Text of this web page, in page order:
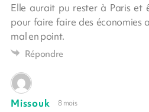
Elle aurait pu rester à Paris et
pour faire faire des économies
mal en point.
Répondre
Missouk 8 mois